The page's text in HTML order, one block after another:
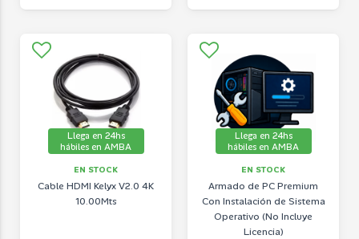
Llega en 24hs
hábiles en AMBA
EN STOCK
Cable HDMI Kelyx V2.0 4K
10.00Mts
Llega en 24hs
hábiles en AMBA
EN STOCK
Armado de PC Premium
Con Instalación de Sistema
Operativo (No Incluye
Licencia)